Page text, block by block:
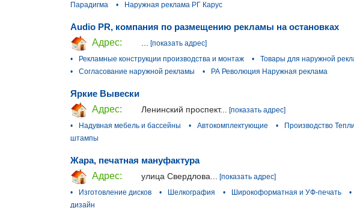
Парадигма
• Наружная реклама РГ Карус
Audio PR, компания по размещению рекламы на остановках
Адрес:
... [показать адрес]
•
Рекламные конструкции производства и монтаж • Товары для наружной
•
Согласование наружной рекламы • РА Революция Наружная реклама
Яркие Вывески
Адрес:
Ленинский проспект...
[показать адрес]
•
Надувная мебель и бассейны • Автокомплектующие • Производство
штампы
Жара, печатная мануфактура
Адрес:
улица Свердлова...
[показать адрес]
•
Изготовление дисков • Шелкография • Широкоформатная и УФ-печать •
дизайн